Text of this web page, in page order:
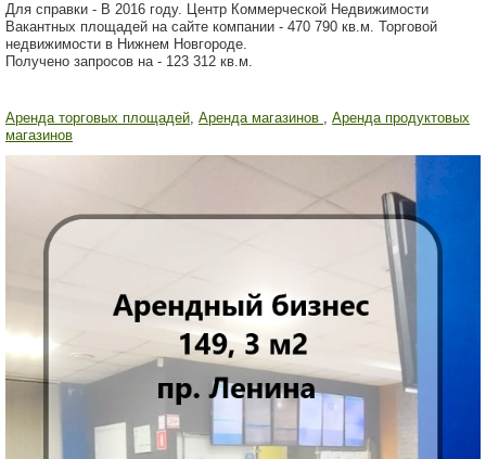
Для справки - В 2016 году. Центр Коммерческой Недвижимости
Вакантных площадей на сайте компании - 470 790 кв.м. Торговой
недвижимости в Нижнем Новгороде.
Получено запросов на - 123 312 кв.м.
Аренда торговых площадей, Аренда магазинов , Аренда продуктовых
магазинов